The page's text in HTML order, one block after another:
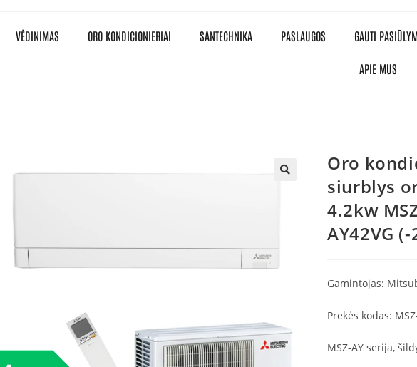
VĖDINIMAS ORO KONDICIONIERIAI SANTECHNIKA PASLAUGOS GAUTI
APIE MUS
Oro
siurblys
4.2kw
AY42VG (-
Gamintojas:
Prekės kodas:
MSZ-AY serija,